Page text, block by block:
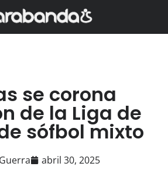
se corona
de la Liga de
sófbol mixto
abril 30, 2025